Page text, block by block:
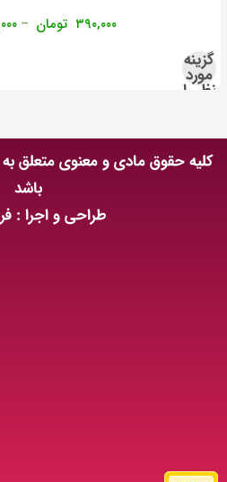
۳۹۰,۰۰۰ تومان –
گزینه
مورد
نظر را
کلیه حقوق مادی و معنوی
باشد
طراحی و اجرا :